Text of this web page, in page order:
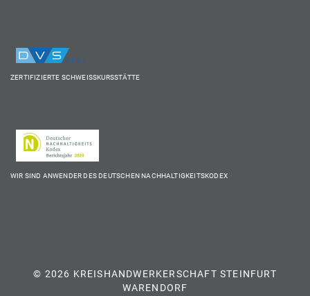
ZERTIFIZIERTE SCHWEISSKURSSTÄTTE
WIR SIND ANWENDER DES DEUTSCHEN NACHHALTIGKEITSKODEX
© 2026 KREISHANDWERKERSCHAFT STEINFURT
WARENDORF